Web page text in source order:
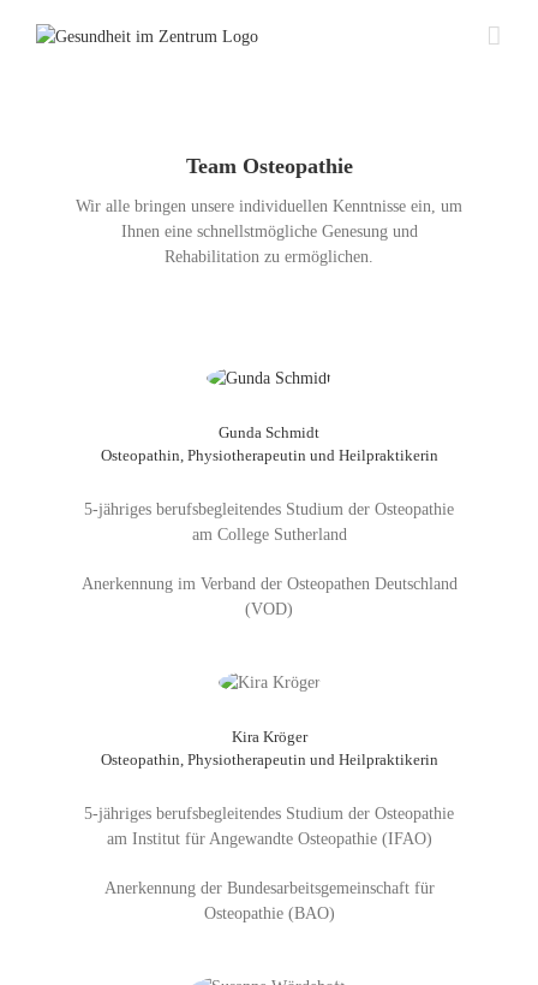
Inhalt
Team Osteopathie
Wir alle bringen unsere individuellen Kenntnisse ein, um
Ihnen eine schnellstmögliche Genesung und
Rehabilitation zu ermöglichen.
Gunda Schmidt
Osteopathin, Physiotherapeutin und Heilpraktikerin
5-jähriges berufsbegleitendes Studium der Osteopathie
am College Sutherland
Anerkennung im Verband der Osteopathen Deutschland
(VOD)
Kira Kröger
Osteopathin, Physiotherapeutin und Heilpraktikerin
5-jähriges berufsbegleitendes Studium der Osteopathie
am Institut für Angewandte Osteopathie (IFAO)
Anerkennung der Bundesarbeitsgemeinschaft für
Osteopathie (BAO)